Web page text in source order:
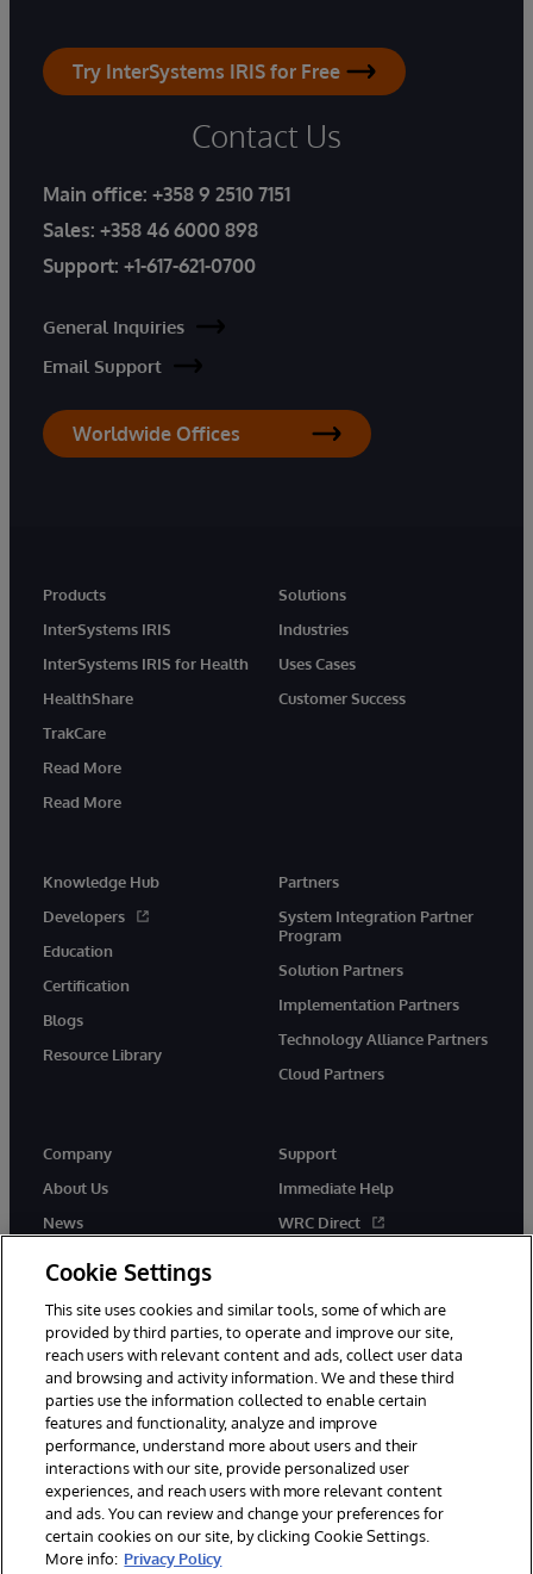
Try InterSystems IRIS for Free
Contact Us
Main office: +358 9 2510 7151
Sales: +358 46 6000 898
Support: +1-617-621-0700
General Inquiries
Email Support
Worldwide Offices
Products
InterSystems IRIS
InterSystems IRIS for Health
HealthShare
TrakCare
Read More
Read More
Solutions
Industries
Uses Cases
Customer Success
Knowledge Hub
Developers
Education
Certification
Blogs
Resource Library
Partners
System Integration Partner
Program
Solution Partners
Implementation Partners
Technology Alliance Partners
Cloud Partners
Company
About Us
News
Support
Immediate Help
WRC Direct
© 1996-2026 InterSystems Corporation, Cambridge, MA. All Rights
Reserved.
Notices/Terms & Conditions
Privacy Statement
Guarantee
Accessibility
Cookie Settings
This site uses cookies and similar tools, some of which are
provided by third parties, to operate and improve our site,
reach users with relevant content and ads, collect user data
and browsing and activity information. We and these third
parties use the information collected to enable certain
features and functionality, analyze and improve
performance, understand more about users and their
interactions with our site, provide personalized user
experiences, and reach users with more relevant content
and ads. You can review and change your preferences for
certain cookies on our site, by clicking Cookie Settings.
More info: Privacy Policy